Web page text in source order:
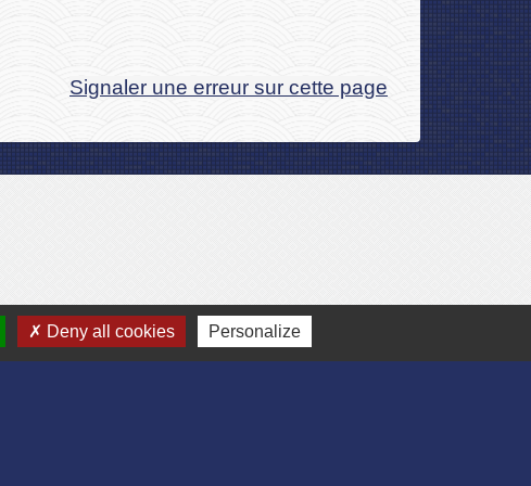
Signaler une erreur sur cette page
Deny all cookies Personalize